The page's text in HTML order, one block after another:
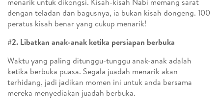
dengan teladan dan bagusnya, ia bukan kisah dongeng. 100
peratus kisah benar yang cukup menarik!
#2. Libatkan anak-anak ketika persiapan berbuka
Waktu yang paling ditunggu-tunggu anak-anak adalah
ketika berbuka puasa. Segala juadah menarik akan
terhidang, jadi jadikan momen ini untuk anda bersama
mereka menyediakan juadah berbuka.